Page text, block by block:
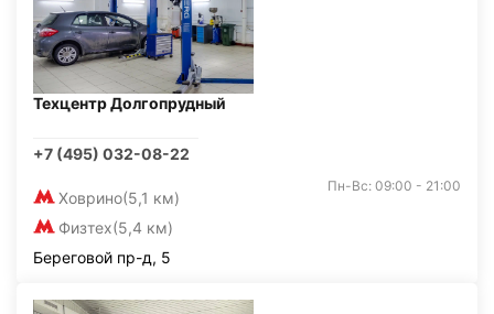
Техцентр Долгопрудный
+7 (495) 032-08-22
Ховрино(5,1 км)
Физтех(5,4 км)
Пн-Вс: 09:00 - 21:00
Береговой пр-д, 5